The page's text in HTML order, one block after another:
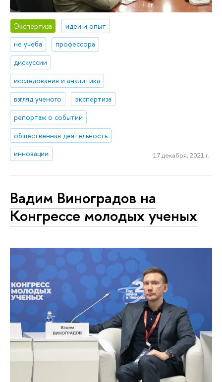
Экспертиза
идеи и опыт
не учеба
профессора
дискуссии
исследования и аналитика
взгляд ученого
экспертиза
репортаж о событии
общественная деятельность
инновации
17 декабря, 2021 г.
Вадим Виноградов на
Конгрессе молодых ученых